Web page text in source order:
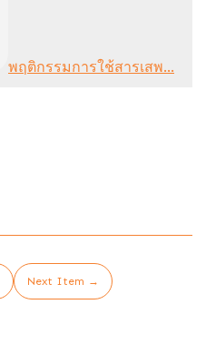
พฤติกรรมการใช้สารเสพ...
Next Item →